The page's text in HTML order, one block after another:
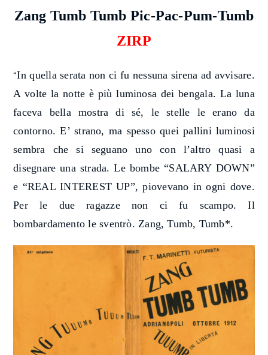
NEWS
CONTATTI
Zang Tumb Tumb Pic-Pac-Pum-Tumb
ZIRP
“In quella serata non ci fu nessuna sirena ad avvisare.
A volte la notte è più luminosa dei bengala. La luna
faceva bella mostra di sé, le stelle le erano da
contorno. E’ strano, ma spesso quei pallini luminosi
sembra che si seguano uno con l’altro quasi a
disegnare una strada. Le bombe “SALARY DOWN”
e “REAL INTEREST UP”,piovevano in ogni dove.
Per le due ragazze non ci fu scampo. Il
bombardamento le sventrò. Zang, Tumb, Tumb*.